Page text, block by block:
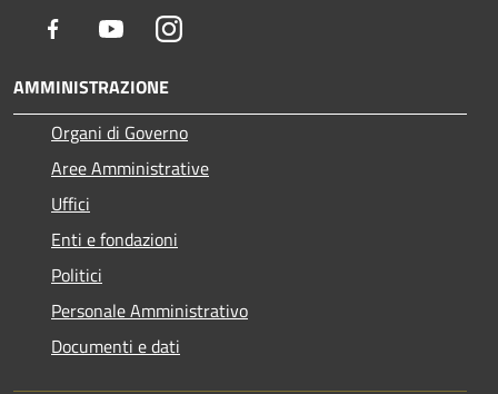
Facebook YoutubeInstagram
AMMINISTRAZIONE
Organi di Governo
Aree Amministrative
Uffici
Enti e fondazioni
Politici
Personale Amministrativo
Documenti e dati